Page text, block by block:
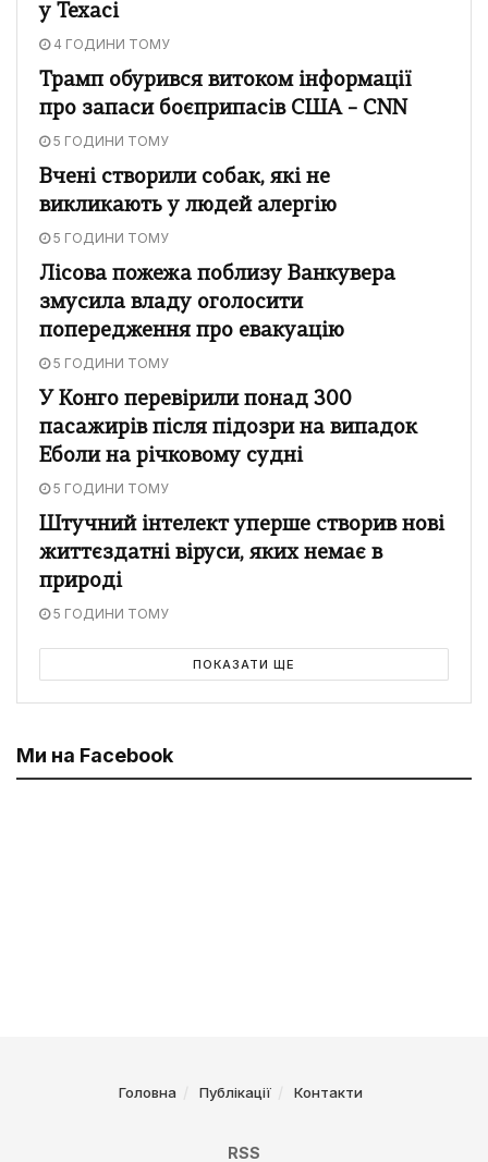
у Техасі
4 ГОДИНИ ТОМУ
Трамп обурився витоком інформації
про запаси боєприпасів США – CNN
5 ГОДИНИ ТОМУ
Вчені створили собак, які не
викликають у людей алергію
5 ГОДИНИ ТОМУ
Лісова пожежа поблизу Ванкувера
змусила владу оголосити
попередження про евакуацію
5 ГОДИНИ ТОМУ
У Конго перевірили понад 300
пасажирів після підозри на випадок
Еболи на річковому судні
5 ГОДИНИ ТОМУ
Штучний інтелект уперше створив нові
життєздатні віруси, яких немає в
природі
5 ГОДИНИ ТОМУ
ПОКАЗАТИ ЩЕ
Ми на Facebook
Головна Публікації Контакти
RSS